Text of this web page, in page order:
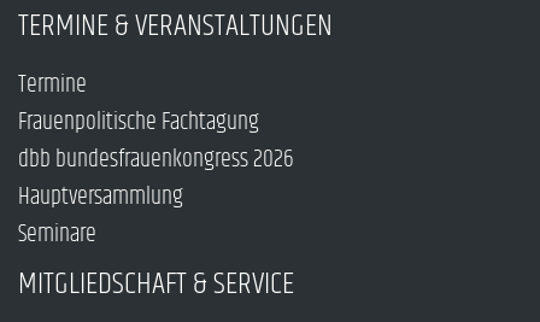
TERMINE & VERANSTALTUNGEN
Termine
Frauenpolitische Fachtagung
dbb bundesfrauenkongress 2026
Hauptversammlung
Seminare
MITGLIEDSCHAFT & SERVICE